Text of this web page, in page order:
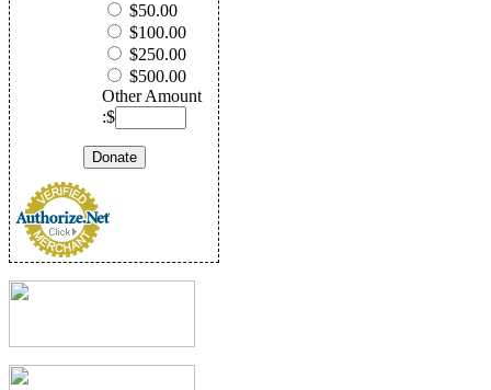
$50.00
$100.00
$250.00
$500.00
Other Amount
:$